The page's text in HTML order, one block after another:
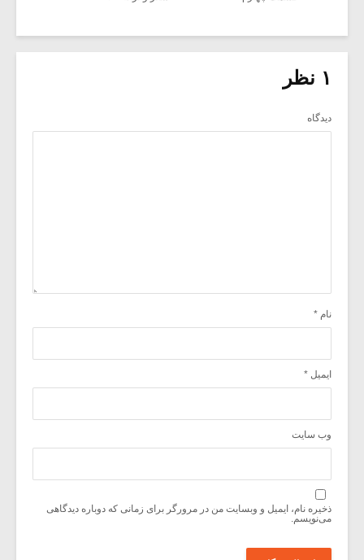
۱ نظر
دیدگاه
نام *
ایمیل *
وب‌ سایت
ذخیره نام، ایمیل و وبسایت من در مرورگر برای زمانی که دوباره دیدگاهی
می‌نویسم.